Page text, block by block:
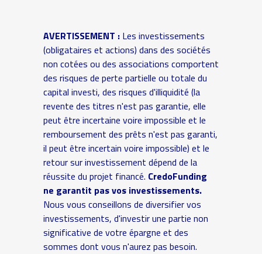
AVERTISSEMENT :Les investissements
(obligataires et actions) dans des sociétés
non cotées ou des associations comportent
des risques de perte partielle ou totale du
capital investi, des risques d'illiquidité (la
revente des titres n'est pas garantie, elle
peut être incertaine voire impossible et le
remboursement des prêts n'est pas garanti,
il peut être incertain voire impossible) et le
retour sur investissement dépend de la
réussite du projet financé. CredoFunding
ne garantit pas vos investissements.
Nous vous conseillons de diversifier vos
investissements, d'investir une partie non
significative de votre épargne et des
sommes dont vous n'aurez pas besoin.